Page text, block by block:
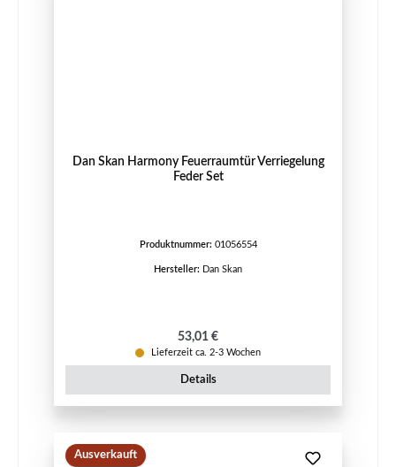
Dan Skan Harmony Feuerraumtür Verriegelung
Feder Set
Produktnummer: 01056554
Hersteller: Dan Skan
Regulärer Preis:
53,01 €
Lieferzeit ca. 2-3 Wochen
Details
Ausverkauft